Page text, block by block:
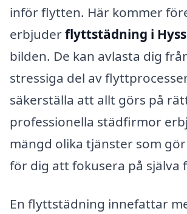
inför flytten. Här kommer
erbjuderflyttstädning i
bilden. De kan avlasta dig
stressiga del av
säkerställa att allt görs på
professionella städfirmor
mängd olika tjänster som
för dig att fokusera på själva
En flyttstädning innefattar